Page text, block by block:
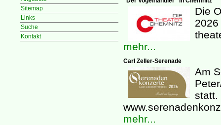
Sitemap
Links
Suche
Kontakt
Die
mehr...
Carl Zeller-Serenade
Am
statt.
mehr...